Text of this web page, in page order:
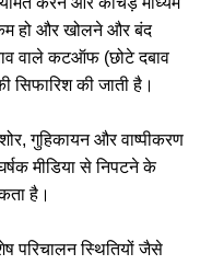
हो और खोलने और बंद
वाले कटऑफ (छोटे दबाव
सिफारिश की जाती है।
गुहिकायन और वाष्पीकरण
मीडिया से निपटने के
है।
परिचालन स्थितियों जैसे